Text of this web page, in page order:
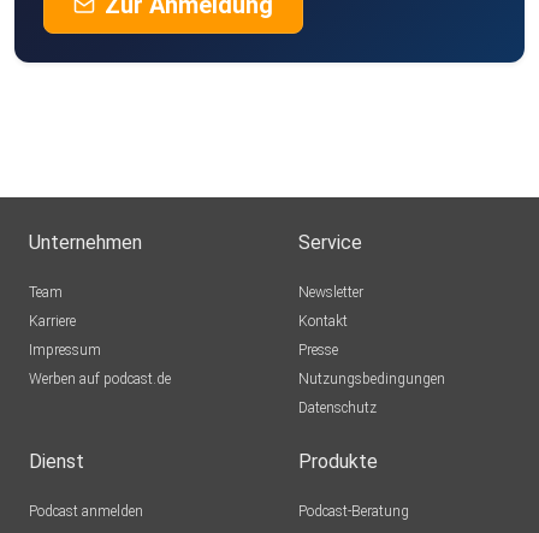
Unternehmen
Team
Karriere
Impressum
Werben auf podcast.de
Service
Newsletter
Kontakt
Presse
Nutzungsbedingungen
Datenschutz
Dienst
Podcast anmelden
Produkte
Podcast-Beratung